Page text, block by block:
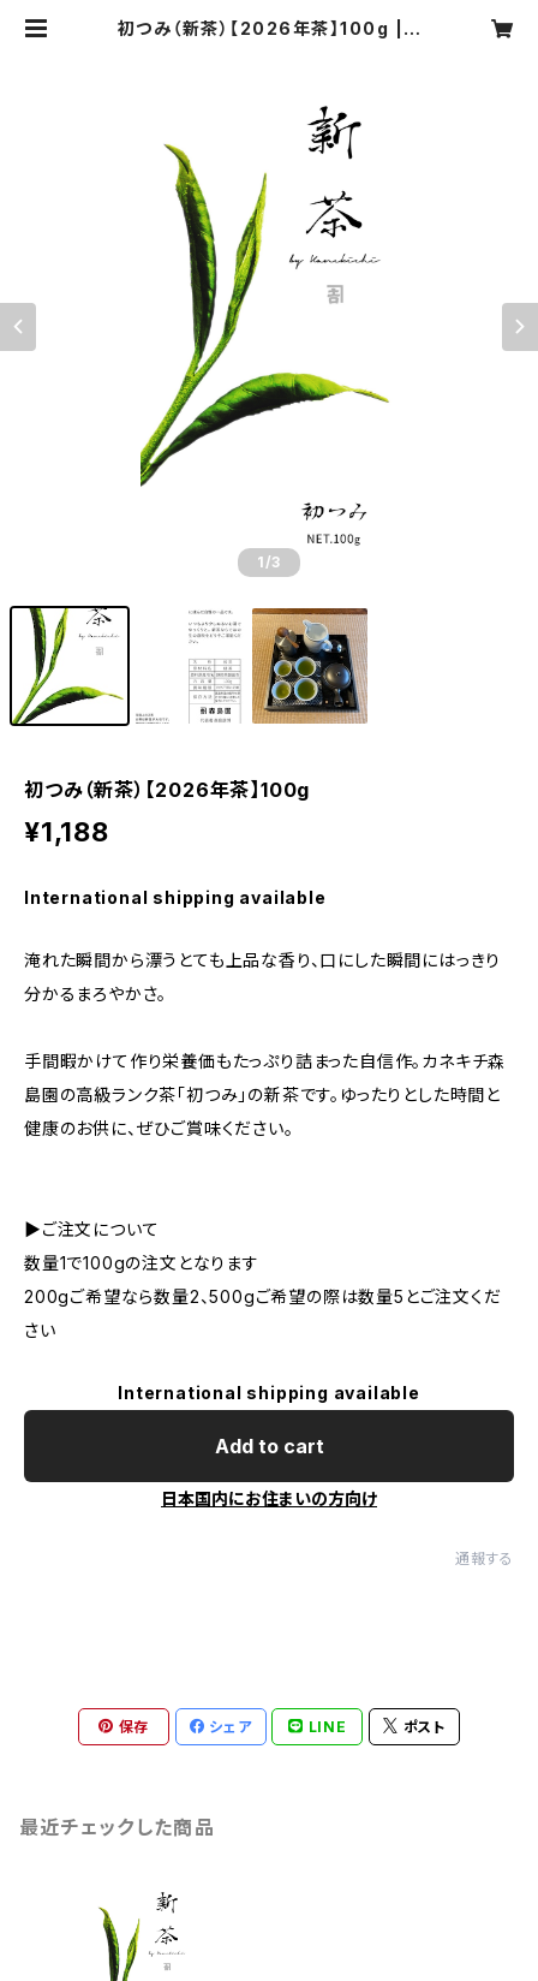
初つみ（新茶）【2026年茶】100g | k
1 /3
初つみ（新茶）【2026年茶】100g
¥1,188
International shipping available
淹れた瞬間から漂うとても上品な香り、口にした瞬間にはっきり
分かるまろやかさ。
手間暇かけて作り栄養価もたっぷり詰まった自信作。カネキチ森
島園の高級ランク茶「初つみ」の新茶です。ゆったりとした時間と
健康のお供に、ぜひご賞味ください。
▶︎ご注文について
数量1で100gの注文となります
200gご希望なら数量2、500gご希望の際は数量5とご注文くだ
さい
International shipping available
Add to cart
日本国内にお住まいの方向け
通報する
保存 シェア LINE ポスト
最近チェックした商品